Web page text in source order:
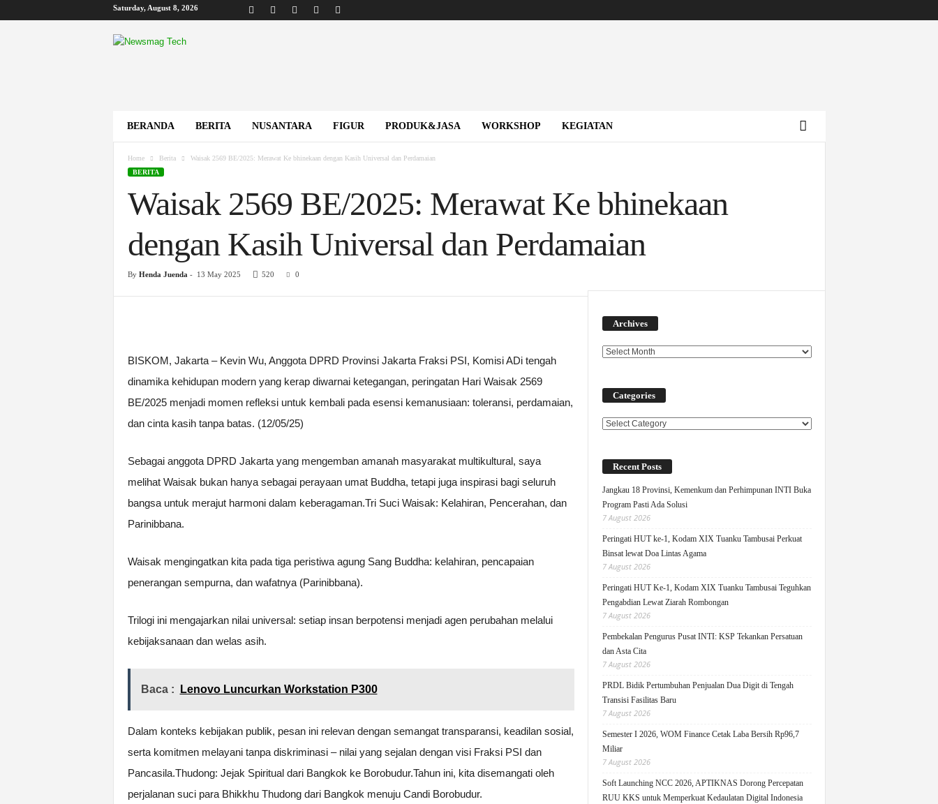
Saturday, August 8, 2026
B
i
BERANDA
BERITA NUSANTARA FIGUR PRODUK&JASA WORKSHOP KEGIATAN
Home Berita
Waisak 2569 BE/2025: Merawat Ke bhinekaan dengan Kasih Universal dan Perdamaian
BERITA
Waisak 2569 BE/2025: Merawat Ke bhinekaan
dengan Kasih Universal dan Perdamaian
By Henda Juenda - 13 May 2025 520 0
BISKOM, Jakarta – Kevin Wu, Anggota DPRD Provinsi Jakarta Fraksi PSI, Komisi ADi tengah
dinamika kehidupan modern yang kerap diwarnai ketegangan, peringatan Hari Waisak 2569
BE/2025 menjadi momen refleksi untuk kembali pada esensi kemanusiaan: toleransi, perdamaian,
dan cinta kasih tanpa batas. (12/05/25)
Sebagai anggota DPRD Jakarta yang mengemban amanah masyarakat multikultural, saya
melihat Waisak bukan hanya sebagai perayaan umat Buddha, tetapi juga inspirasi bagi seluruh
bangsa untuk merajut harmoni dalam keberagaman.Tri Suci Waisak: Kelahiran, Pencerahan, dan
Parinibbana.
Waisak mengingatkan kita pada tiga peristiwa agung Sang Buddha: kelahiran, pencapaian
penerangan sempurna, dan wafatnya (Parinibbana).
Trilogi ini mengajarkan nilai universal: setiap insan berpotensi menjadi agen perubahan melalui
kebijaksanaan dan welas asih.
Baca : Lenovo Luncurkan Workstation P300
Dalam konteks kebijakan publik, pesan ini relevan dengan semangat transparansi, keadilan sosial,
serta komitmen melayani tanpa diskriminasi – nilai yang sejalan dengan visi Fraksi PSI dan
Pancasila.Thudong: Jejak Spiritual dari Bangkok ke Borobudur.Tahun ini, kita disemangati oleh
perjalanan suci para Bhikkhu Thudong dari Bangkok menuju Candi Borobudur.
Archives
Categories
Categories
Recent Posts
Jangkau 18 Provinsi, Kemenkum dan Perhimpunan INTI Buka
Program Pasti Ada Solusi
7 August 2026
Peringati HUT ke-1, Kodam XIX Tuanku Tambusai Perkuat
Binsat lewat Doa Lintas Agama
7 August 2026
Peringati HUT Ke-1, Kodam XIX Tuanku Tambusai Teguhkan
Pengabdian Lewat Ziarah Rombongan
7 August 2026
Pembekalan Pengurus Pusat INTI: KSP Tekankan Persatuan
dan Asta Cita
7 August 2026
PRDL Bidik Pertumbuhan Penjualan Dua Digit di Tengah
Transisi Fasilitas Baru
7 August 2026
Semester I 2026, WOM Finance Cetak Laba Bersih Rp96,7
Miliar
7 August 2026
Soft Launching NCC 2026, APTIKNAS Dorong Percepatan
RUU KKS untuk Memperkuat Kedaulatan Digital Indonesia